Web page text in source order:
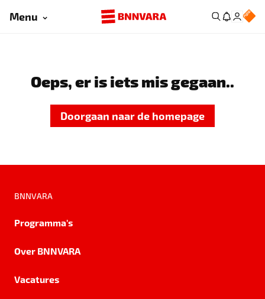
Menu
Oeps, er is iets mis gegaan..
Doorgaan naar de homepage
BNNVARA
Programma's
Over BNNVARA
Vacatures